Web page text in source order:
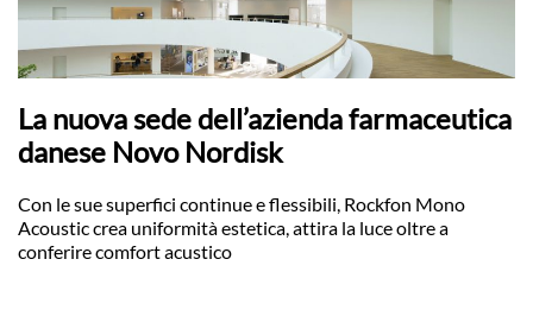
La nuova sede dell’azienda farmaceutica
danese Novo Nordisk
Con le sue superfici continue e flessibili, Rockfon Mono
Acoustic crea uniformità estetica, attira la luce oltre a
conferire comfort acustico